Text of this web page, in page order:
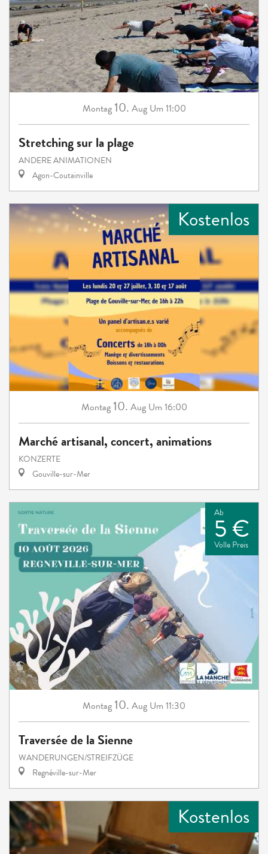
Montag 10. Aug Um 11:00
Stretching sur la plage
ANDERE ANIMATIONEN
Agon-Coutainville
Kostenlos
Montag 10. Aug Um 16:00
Marché artisanal, concert, animations
KONZERTE
Gouville-sur-Mer
Ab
5 €
Volle Preis
Montag 10. Aug Um 11:30
Traversée de la Sienne
WANDERUNGEN/STREIFZÜGE
Regnéville-sur-Mer
Kostenlos